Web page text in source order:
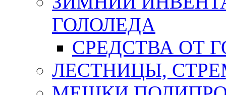
ГОЛОЛЕДА
СРЕДСТВА ОТ
ЛЕСТНИЦЫ,